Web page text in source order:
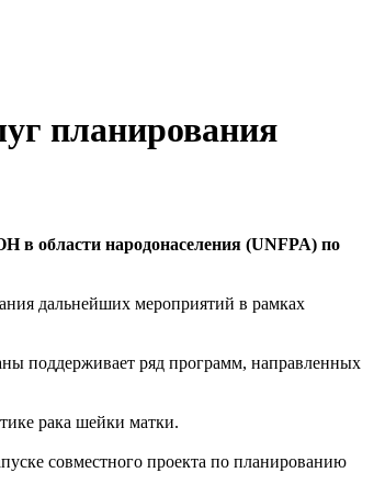
планирования
в области народонаселения (UNFPA) по
дальнейших мероприятий в рамках
поддерживает ряд программ, направленных
рака шейки матки.
совместного проекта по планированию